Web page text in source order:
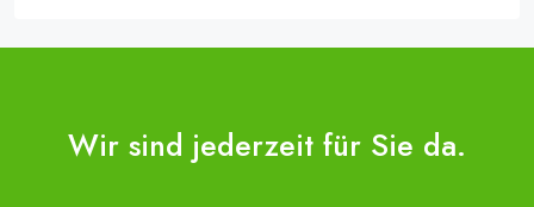
Wir sind jederzeit für Sie da.